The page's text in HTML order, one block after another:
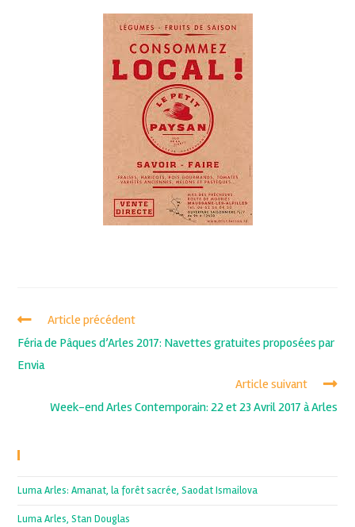
Article précédent
Féria de Pâques d’Arles 2017: Navettes gratuites proposées par
Envia
Article suivant
Week-end Arles Contemporain: 22 et 23 Avril 2017 à Arles
Luma Arles: Amanat, la forêt sacrée, Saodat Ismailova
Luma Arles, Stan Douglas